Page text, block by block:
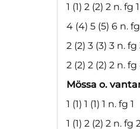
1 (1) 2 (2) 2 n. fg
4 (4) 5 (5) 6 n.
2 (2) 3 (3) 3 n.
2 (2) 2 (2) 2 n.
Mössa o.
1 (1) 1 (1) 1 n. fg 1
1 (1) 2 (2) 2 n. fg 2